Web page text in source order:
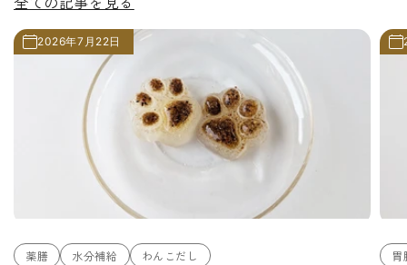
2026年7月22日
薬膳 水分補給 わんこだし 胃